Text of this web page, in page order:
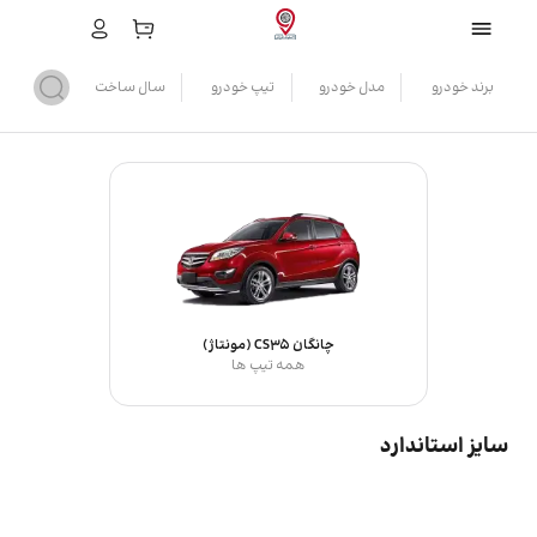
برند خودرو مدل خودرو تیپ خودرو سال ساخت
چانگان CS35 (مونتاژ)
همه تیپ ها
سایز استاندارد